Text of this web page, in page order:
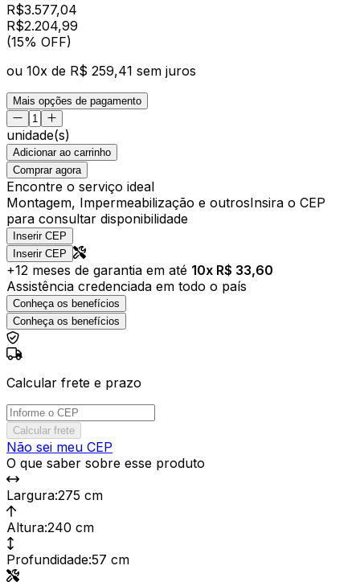
R$3.577,04
R$2.204,99
(15% OFF)
ou 10x de R$ 259,41 sem juros
Mais opções de pagamento
unidade(s)
Adicionar ao carrinho
Comprar agora
Encontre o serviço ideal
Montagem, Impermeabilização e outrosInsira o CEP
para consultar disponibilidade
Inserir CEP
Inserir CEP
+12 meses de garantia em até 10x R$ 33,60
Assistência credenciada em todo o país
Conheça os benefícios
Conheça os benefícios
Calcular frete e prazo
Calcular frete
Não sei meu CEP
O que saber sobre esse produto
Largura:275 cm
Altura:240 cm
Profundidade:57 cm